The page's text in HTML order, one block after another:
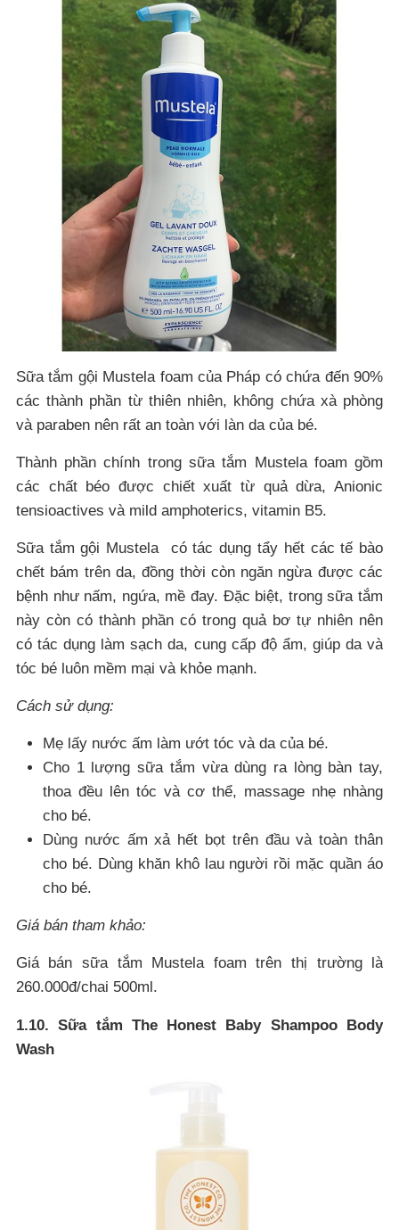
Sữa tắm gội Mustela foam của Pháp có chứa đến 90%
các thành phần từ thiên nhiên, không chứa xà phòng
và paraben nên rất an toàn với làn da của bé.
Thành phần chính trong sữa tắm Mustela foam gồm
các chất béo được chiết xuất từ quả dừa, Anionic
tensioactives và mild amphoterics, vitamin B5.
Sữa tắm gội Mustela có tác dụng tẩy hết các tế bào
chết bám trên da, đồng thời còn ngăn ngừa được các
bệnh như nấm, ngứa, mề đay. Đặc biệt, trong sữa tắm
này còn có thành phần có trong quả bơ tự nhiên nên
có tác dụng làm sạch da, cung cấp độ ẩm, giúp da và
tóc bé luôn mềm mại và khỏe mạnh.
Cách sử dụng:
Mẹ lấy nước ấm làm ướt tóc và da của bé.
Cho 1 lượng sữa tắm vừa dùng ra lòng bàn tay,
thoa đều lên tóc và cơ thể, massage nhẹ nhàng
cho bé.
Dùng nước ấm xả hết bọt trên đầu và toàn thân
cho bé. Dùng khăn khô lau người rồi mặc quần áo
cho bé.
Giá bán tham khảo:
Giá bán sữa tắm Mustela foam trên thị trường là
260.000đ/chai 500ml.
1.10. Sữa tắm The Honest Baby Shampoo Body
Wash